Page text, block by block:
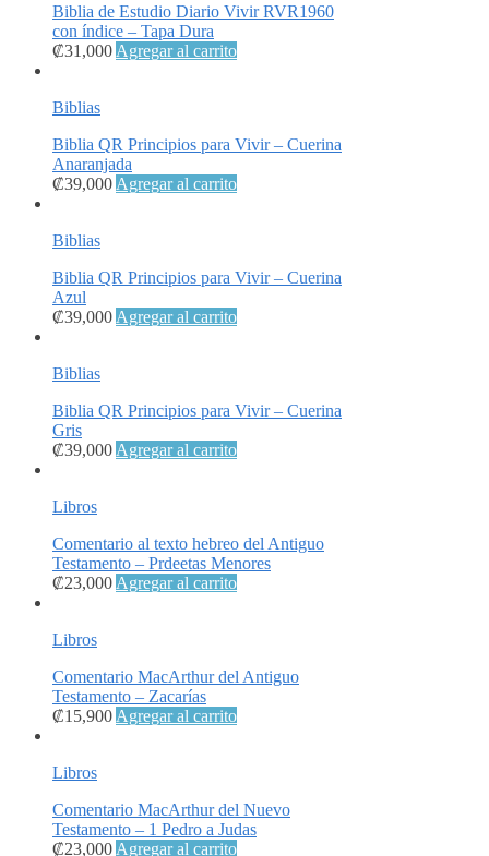
Biblia de Estudio Diario Vivir RVR1960
con índice – Tapa Dura
₡31,000 Agregar al carrito
Biblias
Biblia QR Principios para Vivir – Cuerina
Anaranjada
₡39,000 Agregar al carrito
Biblias
Biblia QR Principios para Vivir – Cuerina
Azul
₡39,000 Agregar al carrito
Biblias
Biblia QR Principios para Vivir – Cuerina
Gris
₡39,000 Agregar al carrito
Libros
Comentario al texto hebreo del Antiguo
Testamento – Prdeetas Menores
₡23,000 Agregar al carrito
Libros
Comentario MacArthur del Antiguo
Testamento – Zacarías
₡15,900 Agregar al carrito
Libros
Comentario MacArthur del Nuevo
Testamento – 1 Pedro a Judas
₡23,000 Agregar al carrito